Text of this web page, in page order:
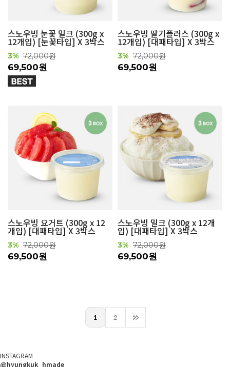
스노우빙 눈꽃 밀크 (300g x
12개입) [눈꽃타입] X 3박스
3% 72,000원
69,500원
스노우빙 딸기플러스 (300g x
12개입) [대패타입] X 3박스
3% 72,000원
69,500원
스노우빙 요거트 (300g x 12
개입) [대패타입] X 3박스
3% 72,000원
69,500원
스노우빙 밀크 (300g x 12개
입) [대패타입] X 3박스
3% 72,000원
69,500원
1 2 >>
INSTAGRAM
@hyungkuk_hmade